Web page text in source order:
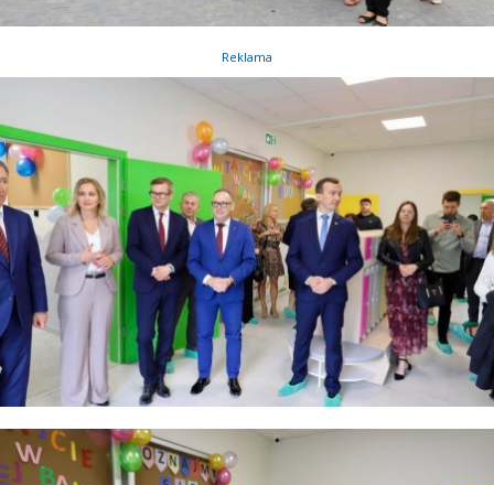
Reklama